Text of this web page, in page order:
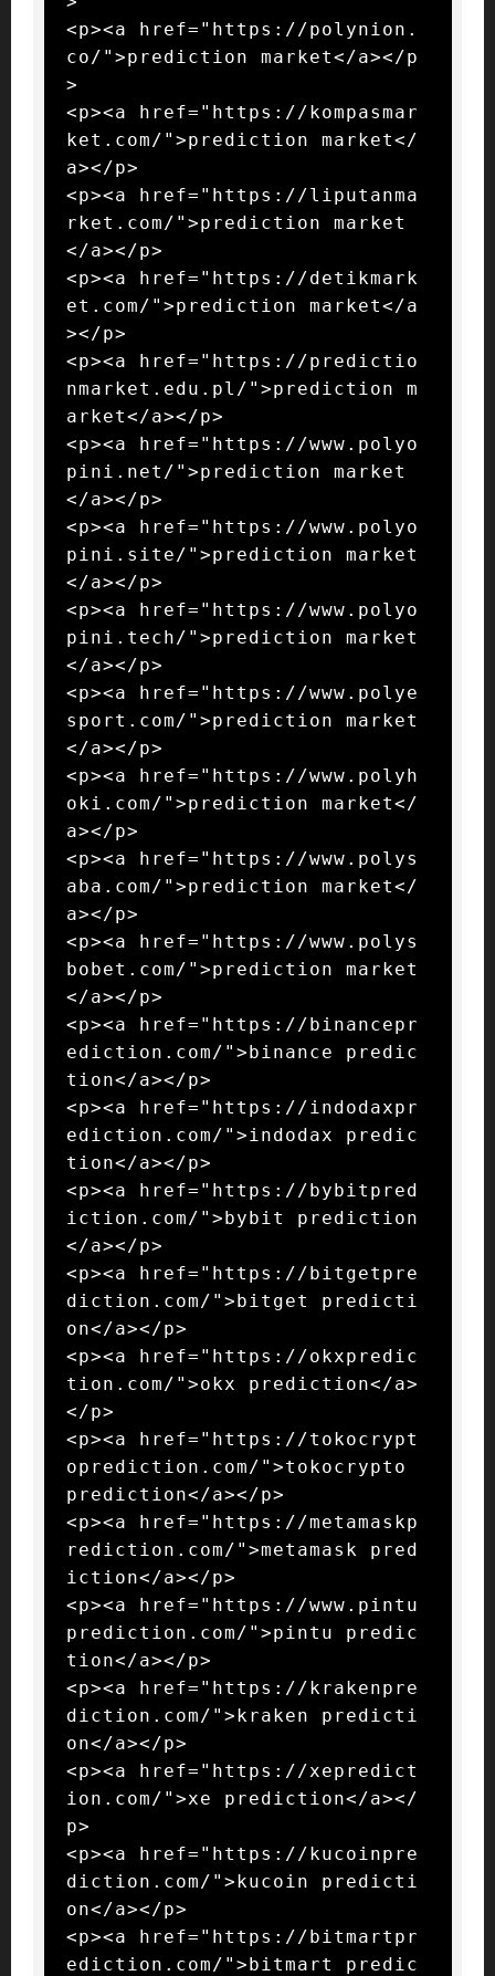
<p><a href="https://polynion.
co/">prediction market</a></p
>
<p><a href="https://kompasmar
ket.com/">prediction market</
a></p>
<p><a href="https://liputanma
rket.com/">prediction market
</a></p>
<p><a href="https://detikmark
et.com/">prediction market</a
></p>
<p><a href="https://predictio
nmarket.edu.pl/">prediction m
arket</a></p>
<p><a href="https://www.polyo
pini.net/">prediction market
</a></p>
<p><a href="https://www.polyo
pini.site/">prediction market
</a></p>
<p><a href="https://www.polyo
pini.tech/">prediction market
</a></p>
<p><a href="https://www.polye
sport.com/">prediction market
</a></p>
<p><a href="https://www.polyh
oki.com/">prediction market</
a></p>
<p><a href="https://www.polys
aba.com/">prediction market</
a></p>
<p><a href="https://www.polys
bobet.com/">prediction market
</a></p>
<p><a href="https://binancepr
ediction.com/">binance predic
tion</a></p>
<p><a href="https://indodaxpr
ediction.com/">indodax predic
tion</a></p>
<p><a href="https://bybitpred
iction.com/">bybit prediction
</a></p>
<p><a href="https://bitgetpre
diction.com/">bitget predicti
on</a></p>
<p><a href="https://okxpredic
tion.com/">okx prediction</a>
</p>
<p><a href="https://tokocrypt
oprediction.com/">tokocrypto
prediction</a></p>
<p><a href="https://metamaskp
rediction.com/">metamask pred
iction</a></p>
<p><a href="https://www.pintu
prediction.com/">pintu predic
tion</a></p>
<p><a href="https://krakenpre
diction.com/">kraken predicti
on</a></p>
<p><a href="https://xepredict
ion.com/">xe prediction</a></
p>
<p><a href="https://kucoinpre
diction.com/">kucoin predicti
on</a></p>
<p><a href="https://bitmartpr
ediction.com/">bitmart predic